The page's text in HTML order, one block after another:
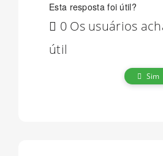
Esta resposta foi útil?
0 Os usuários
útil
Sim